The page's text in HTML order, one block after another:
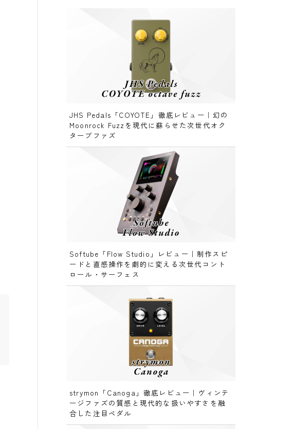
JHS Pedals「COYOTE」徹底レビュー｜幻の
Moonrock Fuzzを現代に蘇らせた次世代オク
ターブファズ
Softube「Flow Studio」レビュー｜制作スピ
ードと直感操作を劇的に変える次世代コント
ロール・サーフェス
strymon「Canoga」徹底レビュー｜ヴィンテ
ージファズの質感と現代的な扱いやすさを融
合した注目ペダル